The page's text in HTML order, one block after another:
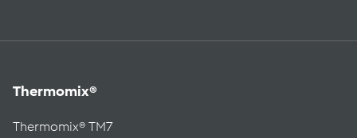
Thermomix®
Thermomix® TM7